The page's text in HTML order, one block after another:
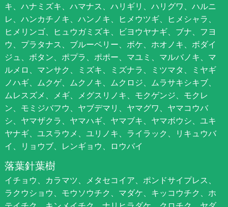
キ、ハナミズキ、ハマナス、ハリギリ、ハリグワ、ハルニ
レ、ハンカチノキ、ハンノキ、ヒメウツギ、ヒメシャラ、
ヒメリンゴ、ヒュウガミズキ、ビヨウヤナギ、ブナ、フヨ
ウ、プラタナス、ブルーベリー、ボケ、ホオノキ、ボダイ
ジュ、ボタン、ポプラ、ポポー、マユミ、マルバノキ、マ
ルメロ、マンサク、ミズキ、ミズナラ、ミツマタ、ミヤギ
ノハギ、ムクゲ、ムクノキ、ムクロジ、ムラサキシキブ、
ムレスズメ、メギ、メグスリノキ、モクゲンジ、モクレ
ン、モミジバフウ、ヤブデマリ、ヤマグワ、ヤマコウバ
シ、ヤマザクラ、ヤマハギ、ヤマブキ、ヤマボウシ、ユキ
ヤナギ、ユスラウメ、ユリノキ、ライラック、リキュウバ
イ、リョウブ、レンギョウ、ロウバイ
落葉針葉樹
イチョウ、カラマツ、メタセコイア、ポンドサイプレス、
ラクウショウ、モウソウチク、マダケ、キッコウチク、ホ